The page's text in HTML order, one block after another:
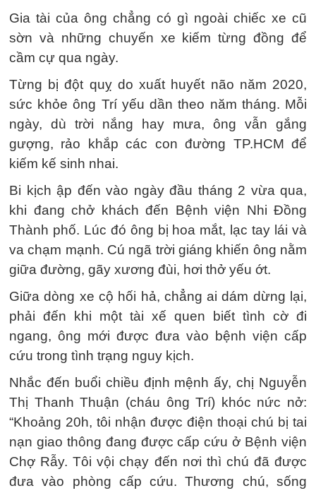
Gia tài của ông chẳng có gì ngoài chiếc xe cũ
sờn và những chuyến xe kiếm từng đồng để
cầm cự qua ngày.
Từng bị đột quỵ do xuất huyết não năm 2020,
sức khỏe ông Trí yếu dần theo năm tháng. Mỗi
ngày, dù trời nắng hay mưa, ông vẫn gắng
gượng, rảo khắp các con đường TP.HCM để
kiếm kế sinh nhai.
Bi kịch ập đến vào ngày đầu tháng 2 vừa qua,
khi đang chở khách đến Bệnh viện Nhi Đồng
Thành phố. Lúc đó ông bị hoa mắt, lạc tay lái và
va chạm mạnh. Cú ngã trời giáng khiến ông nằm
giữa đường, gãy xương đùi, hơi thở yếu ớt.
Giữa dòng xe cộ hối hả, chẳng ai dám dừng lại,
phải đến khi một tài xế quen biết tình cờ đi
ngang, ông mới được đưa vào bệnh viện cấp
cứu trong tình trạng nguy kịch.
Nhắc đến buổi chiều định mệnh ấy, chị Nguyễn
Thị Thanh Thuận (cháu ông Trí) khóc nức nở:
“Khoảng 20h, tôi nhận được điện thoại chú bị tai
nạn giao thông đang được cấp cứu ở Bệnh viện
Chợ Rẫy. Tôi vội chạy đến nơi thì chú đã được
đưa vào phòng cấp cứu. Thương chú, sống